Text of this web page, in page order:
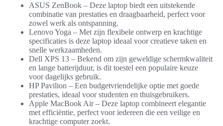
ASUS ZenBook – Deze laptop biedt een uitstekende
combinatie van prestaties en draagbaarheid, perfect voor
zowel werk als ontspanning.
Lenovo Yoga – Met zijn flexibele ontwerp en krachtige
specificaties is deze laptop ideaal voor creatieve taken en
snelle werkzaamheden.
Dell XPS 13 – Bekend om zijn geweldige schermkwaliteit
en lange batterijduur, is dit toestel een populaire keuze
voor dagelijks gebruik.
HP Pavilion – Een budgetvriendelijke optie met goede
prestaties, ideaal voor studenten en thuisgebruikers.
Apple MacBook Air – Deze laptop combineert elegantie
met efficiëntie, perfect voor iedereen die een veilige en
krachtige computer zoekt.